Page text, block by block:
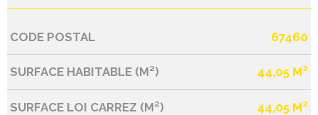
Caractérisque Valeurs
CODE POSTAL 67460
SURFACE HABITABLE (M²) 44,05 M²
SURFACE LOI CARREZ (M²) 44,05 M²